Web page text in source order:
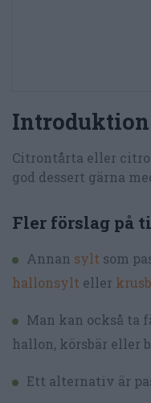
Introduktion
Citrontårta eller
god dessert gärna
Fler förslag på
Annan sylt som
hallonsylt eller
Man kan också ta
hallon, körsbär eller
Ett alternativ är